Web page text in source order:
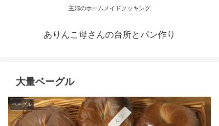
主婦のホームメイドクッキング
ありんこ母さんの台所とパン作り
大量ベーグル
ベーグル